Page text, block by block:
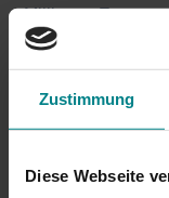
Zustimmung
Diese Webseite
Millionen Euro
Schleswig-
konnten bis
Rettungsschirm